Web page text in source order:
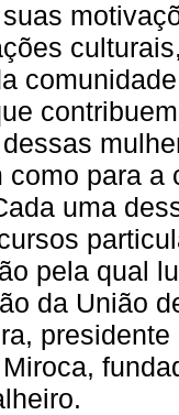
como para
uma
pela qual
da União